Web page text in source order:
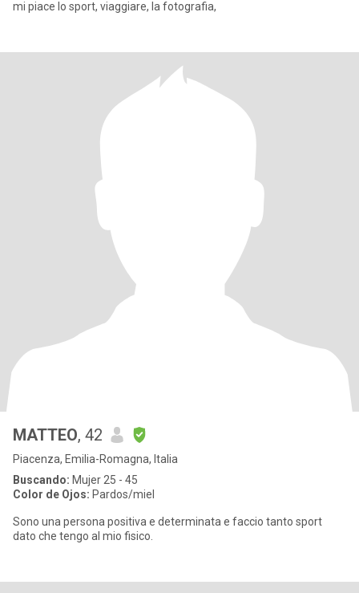
mi piace lo sport, viaggiare, la fotografia,
MATTEO, 42
Piacenza, Emilia-Romagna, Italia
Buscando: Mujer 25 - 45
Color de Ojos: Pardos/miel
Sono una persona positiva e determinata e faccio tanto sport
dato che tengo al mio fisico.